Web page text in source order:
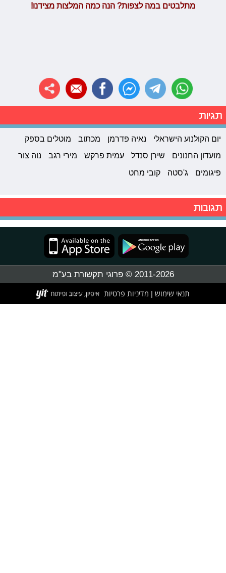
מתלבטים במה לצפות? הנה כמה המלצות מצידנו!
תגיות
יום הקולנוע הישראלי נאיה פדרמן מכתוב
מוטלים בספק
מועדון החנונים
שירן סנדל עמית פרקש מירי רגב
נוה צור
פיגומים
ג'סטה קובי מחט
תגובות
2011-2026 © פרוגי תקשורת בע"מ
תנאי שימוש מדיניות פרטיות